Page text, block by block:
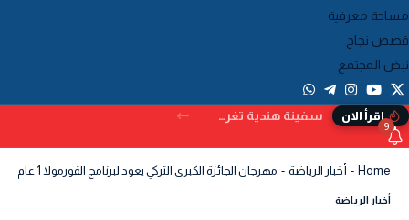
معرفية
نجاح
المجتمع
إقرأ الان سفينة هندية تغرق قبالة سواحل اليمن بعد تعرضها للإصابة بمقذوف
9
Home أخبار الرياضة مهرجان الجائزة الكبرى التركي يعود لبرنامج الفورمولا 1 عام 2027 – un-news.org
أخبار الرياضة